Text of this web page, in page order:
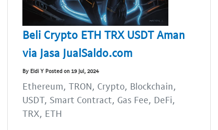
Beli Crypto ETH TRX USDT Aman
via Jasa JualSaldo.com
By Eldi Y Posted on 19 Jul, 2024
Ethereum, TRON, Crypto, Blockchain,
USDT, Smart Contract, Gas Fee, DeFi,
TRX, ETH